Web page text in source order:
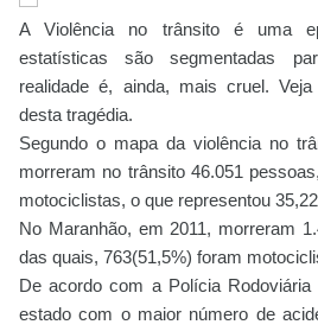
A Violência no trânsito é uma
estatísticas são segmentadas
realidade é, ainda, mais cruel.
desta tragédia.
Segundo o mapa da violência no
morreram no trânsito 46.051
motociclistas, o que representou
No Maranhão, em 2011, morreram
das quais, 763(51,5%) foram
De acordo com a Polícia
estado com o maior número de